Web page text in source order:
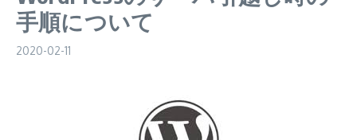
手順について
2020-02-11